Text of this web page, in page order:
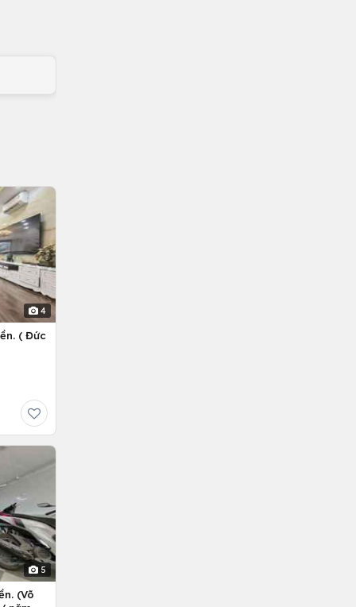
4
( Đức
5
(Võ